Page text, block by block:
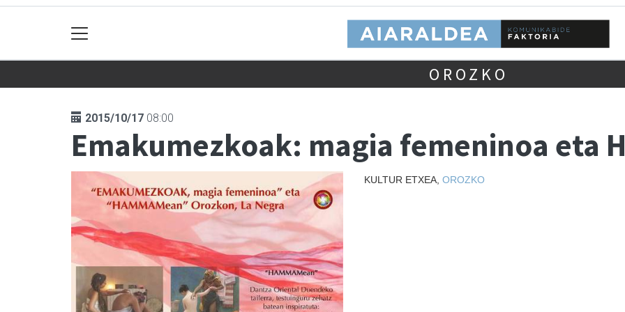
OROZKO
2015/10/17 08:00
Emakumezkoak: magia femeninoa eta
KULTUR ETXEA, OROZKO